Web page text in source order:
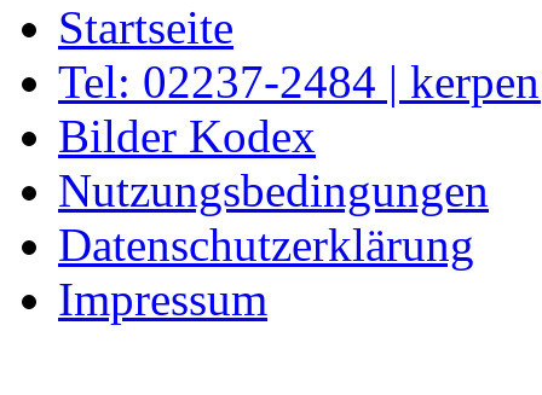
Startseite
Tel: 02237-2484 |
Bilder Kodex
Nutzungsbedingungen
Datenschutzerklärung
Impressum